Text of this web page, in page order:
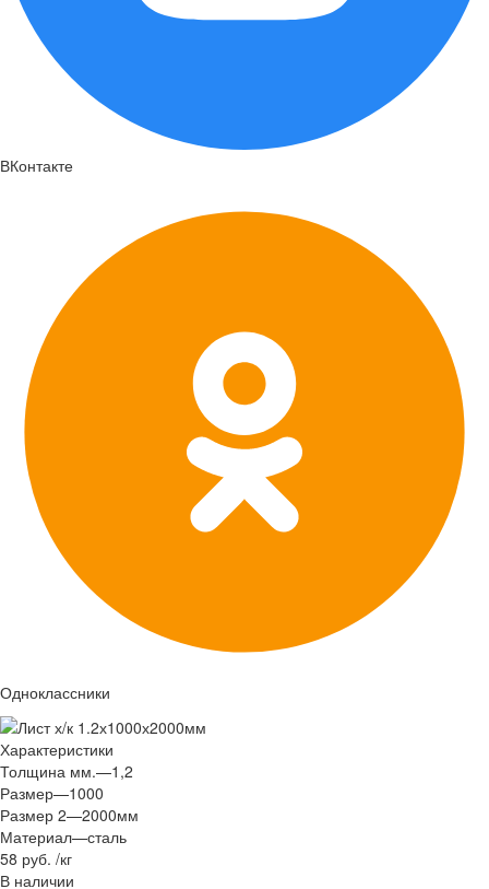
ВКонтакте
Одноклассники
Характеристики
Толщина мм.—1,2
Размер—1000
Размер 2—2000мм
Материал—сталь
58 руб. /кг
В наличии